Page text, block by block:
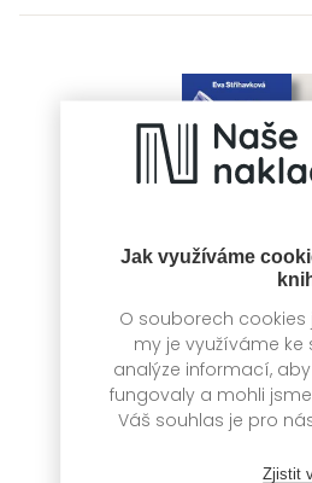
Jak využíváme
O souborech cookies
my je využíváme
analýze informací,
fungovaly a mohli
Váš souhlas je pro
Zjistit
Můry
Eva